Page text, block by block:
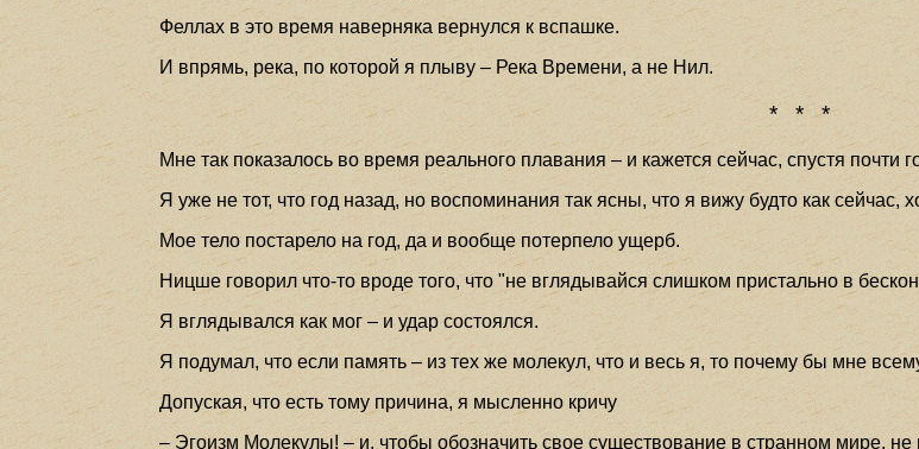
Феллах в это время наверняка вернулся к вспашке.
И впрямь, река, по которой я плыву – Река Времени, а не Нил.
* * *
Мне так показалось во время реального плавания – и кажется сейчас, спустя почти
Я уже не тот, что год назад, но воспоминания так ясны, что я вижу будто как сейчас,
Мое тело постарело на год, да и вообще потерпело ущерб.
Ницше говорил что-то вроде того, что "не вглядывайся слишком пристально в
Я вглядывался как мог – и удар состоялся.
Я подумал, что если память – из тех же молекул, что и весь я, то почему бы мне
Допуская, что есть тому причина, я мысленно кричу
– Эгоизм Молекулы! – и, чтобы обозначить свое существование в странном мире, не